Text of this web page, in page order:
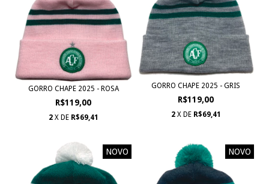
GORRO CHAPE 2025 - ROSA
R$119,00
2 X DE R$69,41
GORRO CHAPE 2025 - GRIS
R$119,00
2 X DE R$69,41
NOVO NOVO